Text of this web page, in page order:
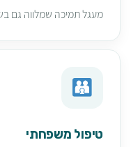
מעגל תמיכה שמלווה גם
טיפול משפחתי